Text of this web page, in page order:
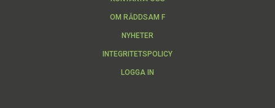
OM RÄDDSAM F
NYHETER
INTEGRITETSPOLICY
LOGGA IN